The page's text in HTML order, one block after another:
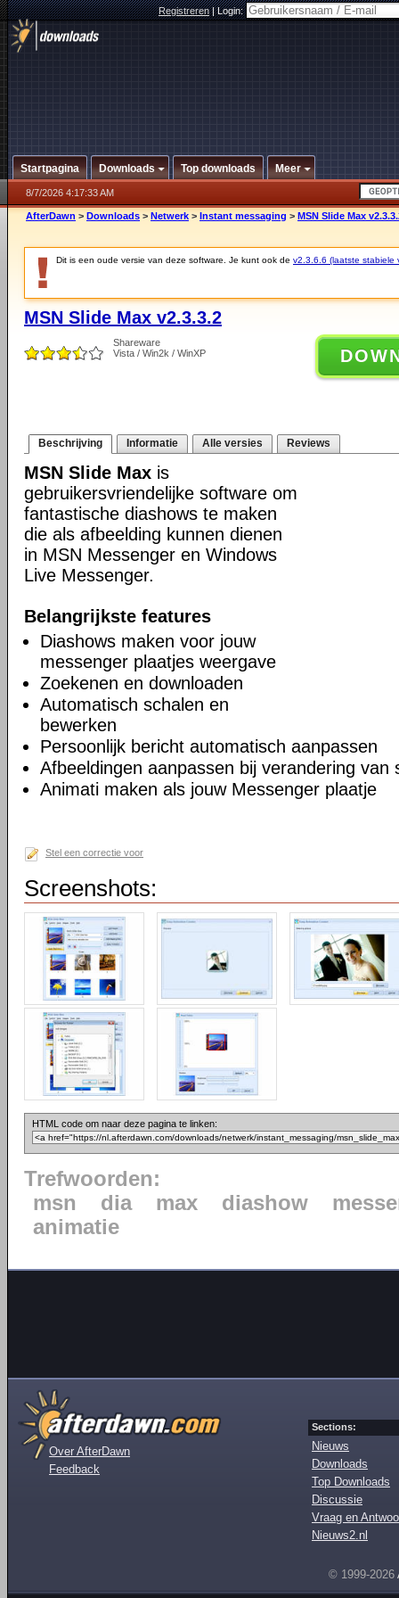
Registreren|Login:
Startpagina Downloads Top downloads Meer
8/7/2026 4:17:33 AM
AfterDawn > Downloads > Netwerk > Instant messaging > MSN Slide Max
Dit is een oude versie van deze software. Je kunt ook de v2.3.6.6 (laatste stabiele
MSN Slide Max v2.3.3.2
Shareware
Vista / Win2k / WinXP
Beschrijving Informatie Alle versies Reviews
MSN Slide Max is
gebruikersvriendelijke software om
fantastische diashows te maken
die als afbeelding kunnen dienen
in MSN Messenger en Windows
Live Messenger.
Belangrijkste features
Diashows maken voor jouw
messenger plaatjes weergave
Zoekenen en downloaden
Automatisch schalen en
bewerken
Persoonlijk bericht automatisch aanpassen
Afbeeldingen aanpassen bij verandering van
Animati maken als jouw Messenger plaatje
Stel een correctie voor
Screenshots:
HTML code om naar deze pagina te linken:
Trefwoorden:
msn
dia max diashow
animatie
Over AfterDawn
Feedback
Sections:
Nieuws
Downloads
Top Downloads
Discussie
Vraag en
Nieuws2.nl
© 1999-2026